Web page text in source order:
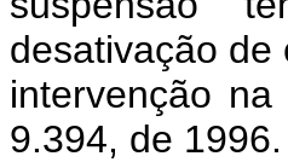
desativação de
intervenção
9.394, de 1996.